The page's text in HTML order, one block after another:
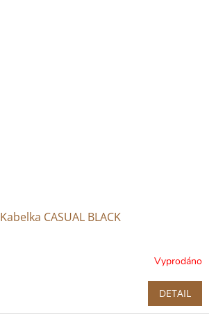
Kabelka CASUAL BLACK
Vyprodáno
DETAIL